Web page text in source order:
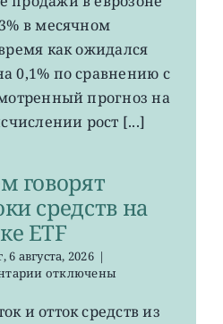
HEDJ:
розничные
продажи
зоне
евро
в месячном
как ожидался
0,1% по сравнению с
прогноз на
рост [...]
говорят
средств на
ETF
6 августа, 2026 |
к
О
отключены
и отток средств из